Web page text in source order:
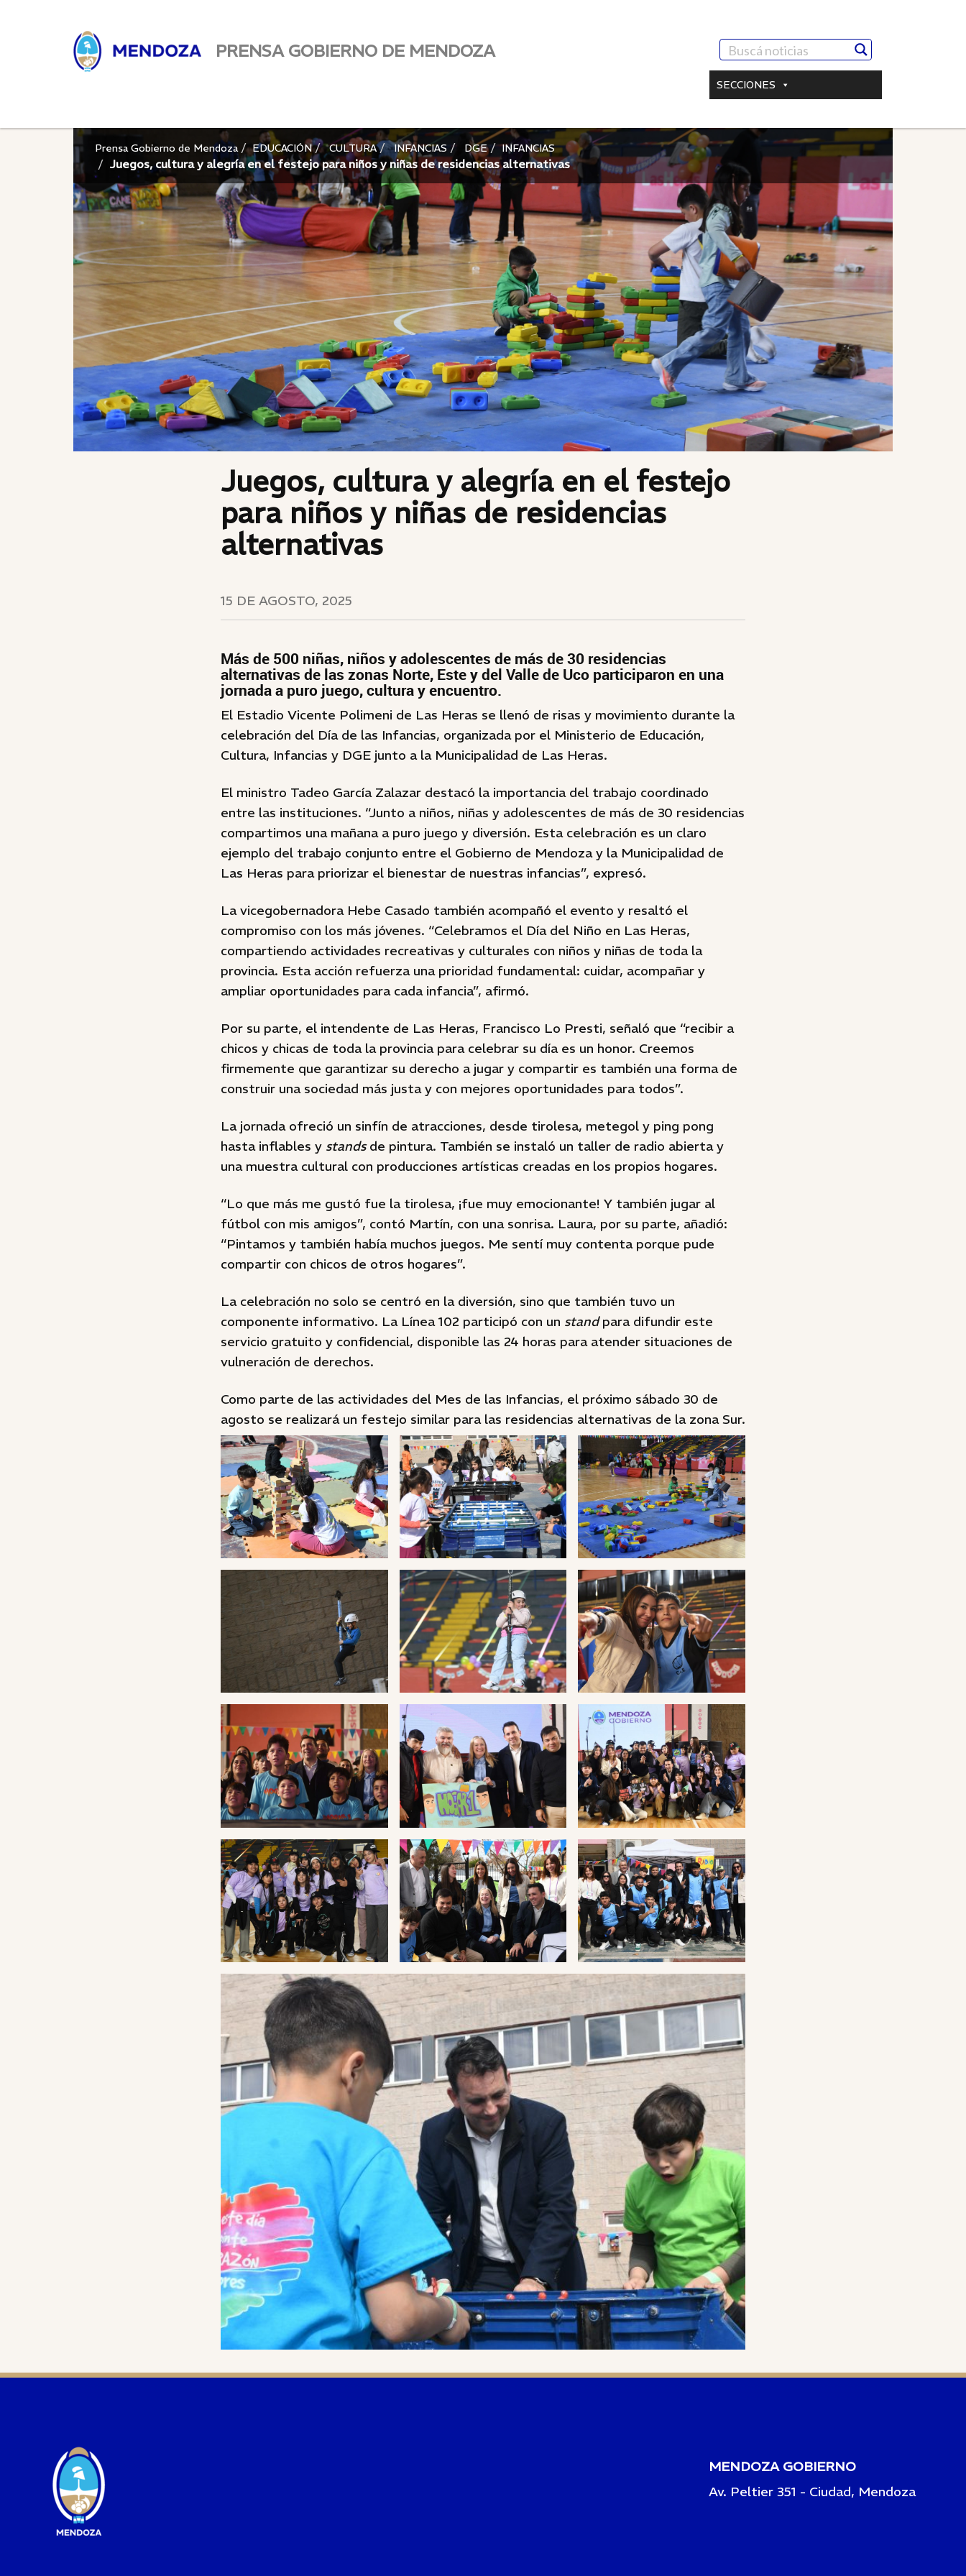
PRENSA GOBIERNO DE MENDOZA
SECCIONES
Prensa Gobierno de Mendoza EDUCACIÓN CULTURA INFANCIAS DGE INFANCIAS
Juegos, cultura y alegría en el festejo para niños y niñas de residencias alternativas
Juegos, cultura y alegría en el festejo
para niños y niñas de residencias
alternativas
15 DE AGOSTO, 2025
Más de 500 niñas, niños y adolescentes de más de 30 residencias
alternativas de las zonas Norte, Este y del Valle de Uco participaron en una
jornada a puro juego, cultura y encuentro.
El Estadio Vicente Polimeni de Las Heras se llenó de risas y movimiento durante la
celebración del Día de las Infancias, organizada por el Ministerio de Educación,
Cultura, Infancias y DGE junto a la Municipalidad de Las Heras.
El ministro Tadeo García Zalazar destacó la importancia del trabajo coordinado
entre las instituciones. “Junto a niños, niñas y adolescentes de más de 30 residencias
compartimos una mañana a puro juego y diversión. Esta celebración es un claro
ejemplo del trabajo conjunto entre el Gobierno de Mendoza y la Municipalidad de
Las Heras para priorizar el bienestar de nuestras infancias”, expresó.
La vicegobernadora Hebe Casado también acompañó el evento y resaltó el
compromiso con los más jóvenes. “Celebramos el Día del Niño en Las Heras,
compartiendo actividades recreativas y culturales con niños y niñas de toda la
provincia. Esta acción refuerza una prioridad fundamental: cuidar, acompañar y
ampliar oportunidades para cada infancia”, afirmó.
Por su parte, el intendente de Las Heras, Francisco Lo Presti, señaló que “recibir a
chicos y chicas de toda la provincia para celebrar su día es un honor. Creemos
firmemente que garantizar su derecho a jugar y compartir es también una forma de
construir una sociedad más justa y con mejores oportunidades para todos”.
La jornada ofreció un sinfín de atracciones, desde tirolesa, metegol y ping pong
hasta inflables y standsde pintura. También se instaló un taller de radio abierta y
una muestra cultural con producciones artísticas creadas en los propios hogares.
“Lo que más me gustó fue la tirolesa, ¡fue muy emocionante! Y también jugar al
fútbol con mis amigos”, contó Martín, con una sonrisa. Laura, por su parte, añadió:
“Pintamos y también había muchos juegos. Me sentí muy contenta porque pude
compartir con chicos de otros hogares”.
La celebración no solo se centró en la diversión, sino que también tuvo un
componente informativo. La Línea 102 participó con un standpara difundir este
servicio gratuito y confidencial, disponible las 24 horas para atender situaciones de
vulneración de derechos.
Como parte de las actividades del Mes de las Infancias, el próximo sábado 30 de
agosto se realizará un festejo similar para las residencias alternativas de la zona Sur.
MENDOZA GOBIERNO
Av. Peltier 351 - Ciudad, Mendoza